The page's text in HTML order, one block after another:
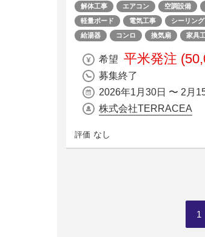
解体工事 エアコン 空調設備
軽量ボード
電気工事 シーリング
給湯器
コンロ 換気扇 家具
希望 平米発注
募集終了
2026年1月30日 〜 2月
株式会社TERRACEA
評価 なし
1